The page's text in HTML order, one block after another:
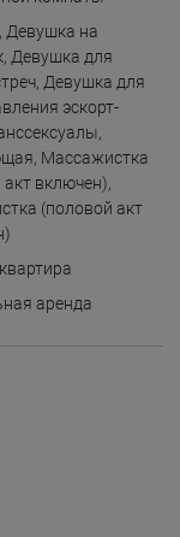
, Девушка на
, Девушка для
, Девушка для
эскорт-
,
, Массажистка
акт включен),
(половой акт
аренда